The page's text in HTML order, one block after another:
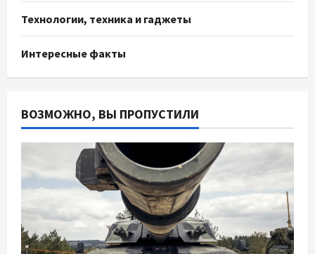
Технологии, техника и гаджеты
Интересные факты
ВОЗМОЖНО, ВЫ ПРОПУСТИЛИ